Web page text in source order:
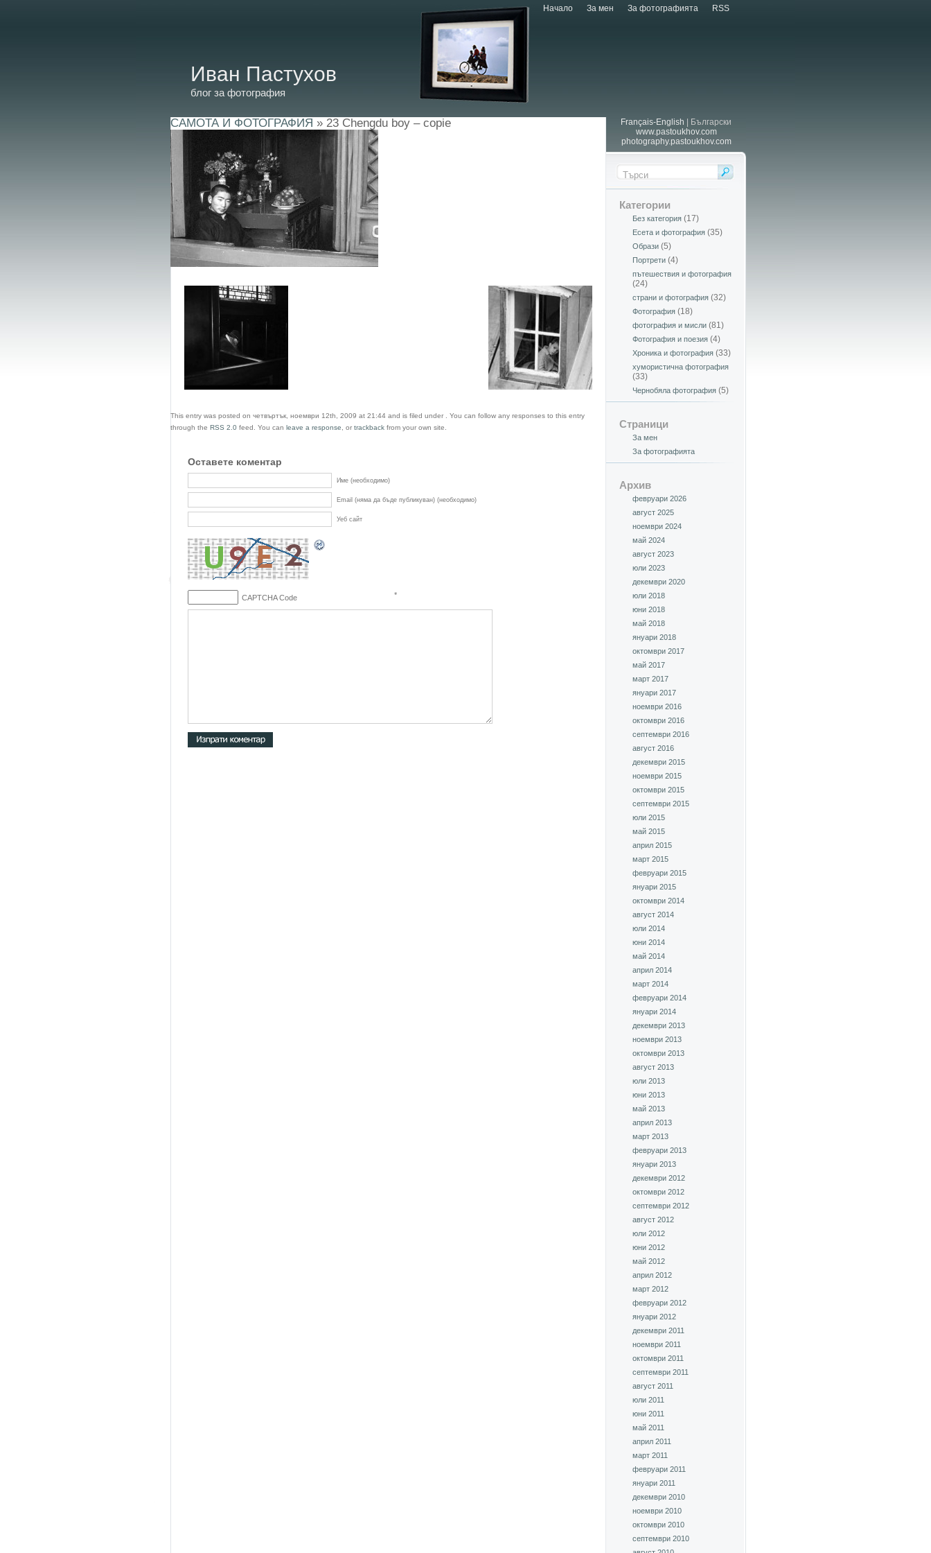
Начало За мен За фотографията RSS
Иван Пастухов
блог за фотография
САМОТА И ФОТОГРАФИЯ » 23 Chengdu boy – copie
This entry was posted on четвъртък, ноември 12th, 2009 at 21:44 and is filed under . You can follow any responses to this entry
through the RSS 2.0 feed. You can leave a response , or trackback from your own site.
Оставете коментар
Име (необходимо)
Email (няма да бъде публикуван) (необходимо)
Уеб сайт
CAPTCHA Code *
Français-English | Български
www.pastoukhov.com
photography.pastoukhov.com
Категории
Без категория (17)
Есета и фотография (35)
Образи (5)
Портрети (4)
пътешествия и фотография
(24)
страни и фотография (32)
Фотография (18)
фотография и мисли (81)
Фотография и поезия (4)
Хроника и фотография (33)
хумористична фотография
(33)
Чернобяла фотография (5)
Страници
За мен
За фотографията
Архив
февруари 2026
август 2025
ноември 2024
май 2024
август 2023
юли 2023
декември 2020
юли 2018
юни 2018
май 2018
януари 2018
октомври 2017
май 2017
март 2017
януари 2017
ноември 2016
октомври 2016
септември 2016
август 2016
декември 2015
ноември 2015
октомври 2015
септември 2015
юли 2015
май 2015
април 2015
март 2015
февруари 2015
януари 2015
октомври 2014
август 2014
юли 2014
юни 2014
май 2014
април 2014
март 2014
февруари 2014
януари 2014
декември 2013
ноември 2013
октомври 2013
август 2013
юли 2013
юни 2013
май 2013
април 2013
март 2013
февруари 2013
януари 2013
декември 2012
октомври 2012
септември 2012
август 2012
юли 2012
юни 2012
май 2012
април 2012
март 2012
февруари 2012
януари 2012
декември 2011
ноември 2011
октомври 2011
септември 2011
август 2011
юли 2011
юни 2011
май 2011
април 2011
март 2011
февруари 2011
януари 2011
декември 2010
ноември 2010
октомври 2010
септември 2010